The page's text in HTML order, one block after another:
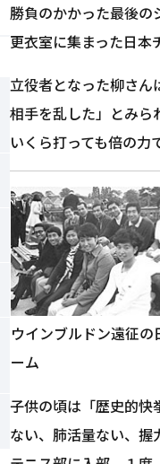
勝負のかかった最後の
更衣室に集まった日本
立役者となった柳さ
相手を乱した」とみら
いくら打っても倍の力
ウインブルドン遠征の
ーム
子供の頃は「歴史的快
ない、肺活量ない、